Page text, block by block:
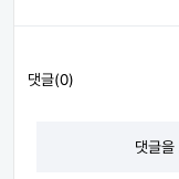
댓글(0)
댓글을